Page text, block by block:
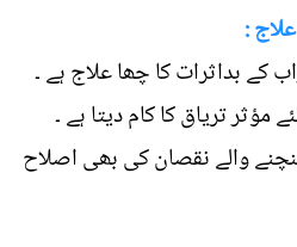
:
کے بداثرات کا چھا علاج ہے ۔
مؤثر تریاق کا کام دیتا ہے ۔
والے نقصان کی بھی اصلاح